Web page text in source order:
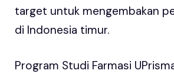
target untuk mengembakan
di Indonesia timur.
Program Studi Farmasi